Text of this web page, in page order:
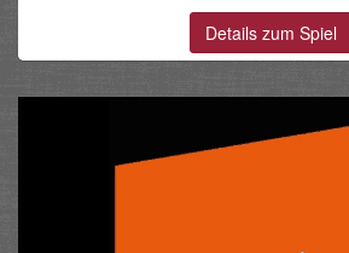
Details zum Spiel